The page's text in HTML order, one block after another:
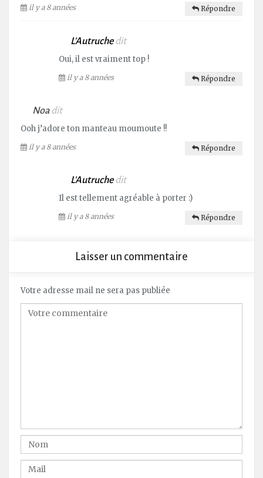
il y a 8 années Répondre
L'Autruche dit
Oui, il est vraiment top !
il y a 8 années Répondre
Noa dit
Ooh j’adore ton manteau moumoute !!
il y a 8 années Répondre
L'Autruche dit
Il est tellement agréable à porter :)
il y a 8 années Répondre
Laisser un commentaire
Votre adresse mail ne sera pas publiée